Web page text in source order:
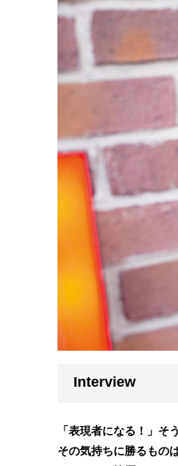
Interview
「表現者になる！」
その気持ちに勝るもの